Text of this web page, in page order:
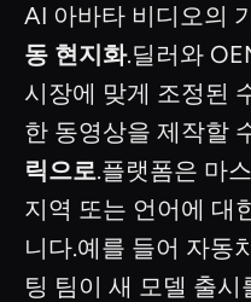
AI 아바타 비디오의
동 현지화.딜러와
시장에 맞게 조정된
한 동영상을 제작할
릭으로.플랫폼은 마
지역 또는 언어에 대
니다.예를 들어 자동
팅 팀이 새 모델 출